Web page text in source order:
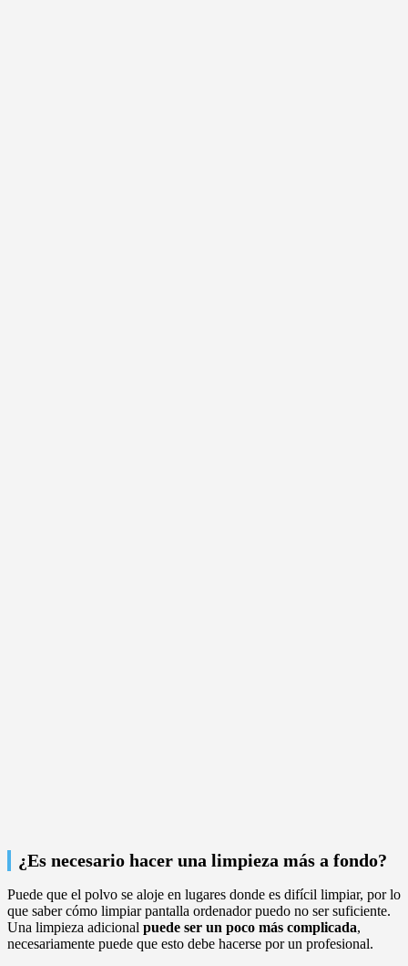
¿Es necesario hacer una limpieza más a fondo?
Puede que el polvo se aloje en lugares donde es difícil limpiar, por lo
que saber cómo limpiar pantalla ordenador puedo no ser suficiente.
Una limpieza adicional puede ser un poco más complicada,
necesariamente puede que esto debe hacerse por un profesional.